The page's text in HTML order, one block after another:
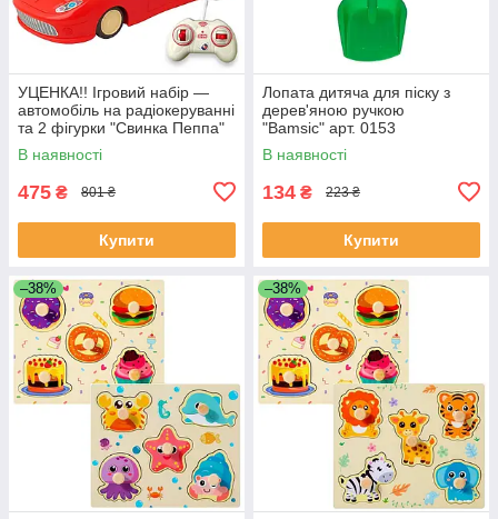
УЦЕНКА!! Ігровий набір —
автомобіль на радіокеруванні
та 2 фігурки "Свинка Пеппа"
(Peppa Pig) арт. 000-1
В наявності
475 ₴ 801 ₴
Купити
Лопата дитяча для піску з
дерев'яною ручкою
"Bamsic" арт. 0153
В наявності
134 ₴ 223 ₴
Купити
–38% –38%